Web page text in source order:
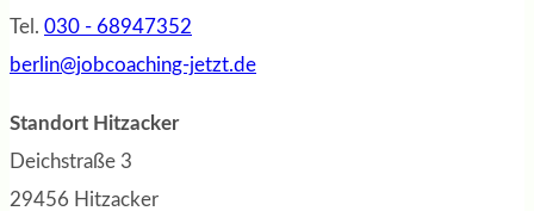
Tel. 030 - 68947352
berlin@jobcoaching-jetzt.de
Standort Hitzacker
Deichstraße 3
29456 Hitzacker